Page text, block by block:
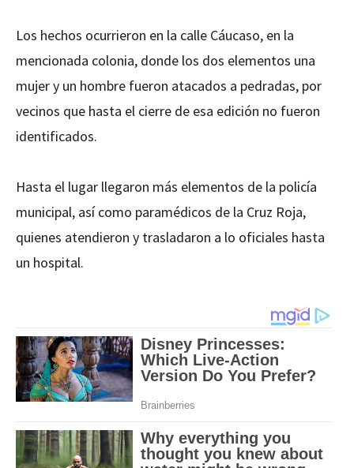
Los hechos ocurrieron en la calle Cáucaso, en la
mencionada colonia, donde los dos elementos una
mujer y un hombre fueron atacados a pedradas, por
vecinos que hasta el cierre de esa edición no fueron
identificados.
Hasta el lugar llegaron más elementos de la policía
municipal, así como paramédicos de la Cruz Roja,
quienes atendieron y trasladaron a lo oficiales hasta
un hospital.